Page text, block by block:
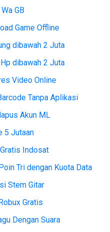
GB
Game Offline
dibawah 2 Juta
dibawah 2 Juta
Video Online
Tanpa Aplikasi
Akun ML
5 Jutaan
Indosat
Tri dengan Kuota Data
Stem Gitar
Gratis
Dengan Suara